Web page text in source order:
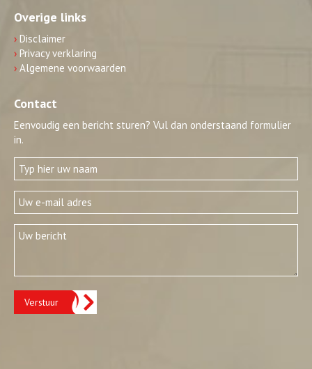
Overige links
› Disclaimer
› Privacy verklaring
› Algemene voorwaarden
Contact
Eenvoudig een bericht sturen? Vul dan onderstaand formulier
in.
Verstuur